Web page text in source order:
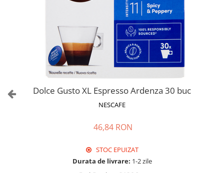
Dolce Gusto XL Espresso Ardenza 30 buc
NESCAFE
46,84 RON
STOC EPUIZAT
Durata de livrare: 1-2 zile